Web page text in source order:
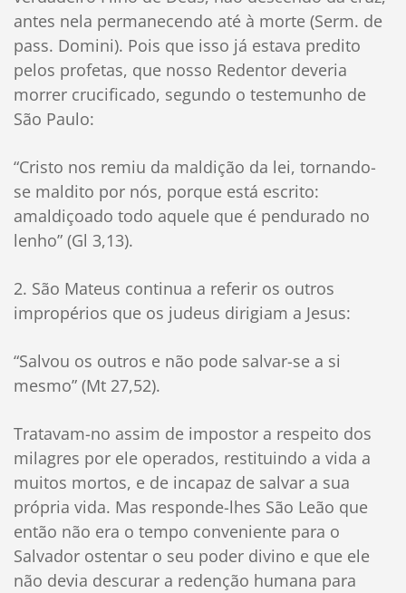
antes nela permanecendo até à morte (Serm. de
pass. Domini). Pois que isso já estava predito
pelos profetas, que nosso Redentor deveria
morrer crucificado, segundo o testemunho de
São Paulo:
“Cristo nos remiu da maldição da lei, tornando-
se maldito por nós, porque está escrito:
amaldiçoado todo aquele que é pendurado no
lenho” (Gl 3,13).
2. São Mateus continua a referir os outros
impropérios que os judeus dirigiam a Jesus:
“Salvou os outros e não pode salvar-se a si
mesmo” (Mt 27,52).
Tratavam-no assim de impostor a respeito dos
milagres por ele operados, restituindo a vida a
muitos mortos, e de incapaz de salvar a sua
própria vida. Mas responde-lhes São Leão que
então não era o tempo conveniente para o
Salvador ostentar o seu poder divino e que ele
não devia descurar a redenção humana para